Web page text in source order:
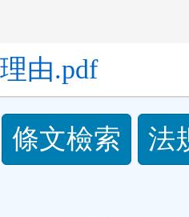
由.pdf
條文檢索 法